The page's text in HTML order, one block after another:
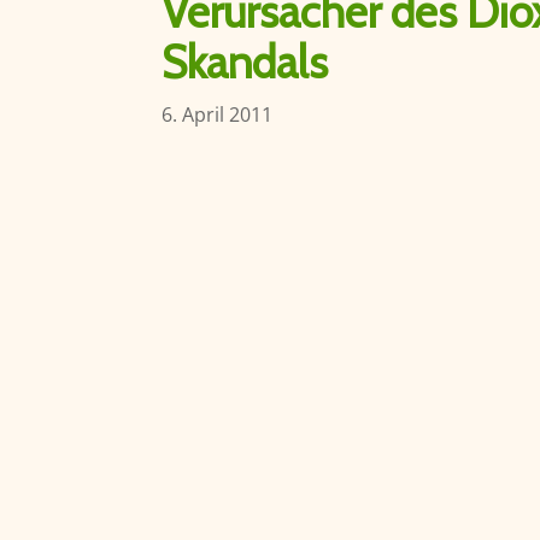
Verursacher des
Skandals
6. April 2011